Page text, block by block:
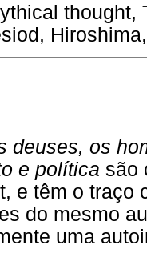
thought,
deuses, os
e política são
e têm o traço
do mesmo
uma